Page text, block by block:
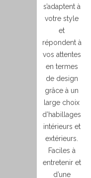
s’adaptent à
votre style
et
répondent à
vos attentes
en termes
de design
grâce à un
large choix
d’habillages
intérieurs et
extérieurs.
Faciles à
entretenir et
d’une